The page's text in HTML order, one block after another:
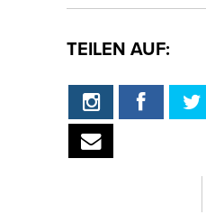
TEILEN AUF: